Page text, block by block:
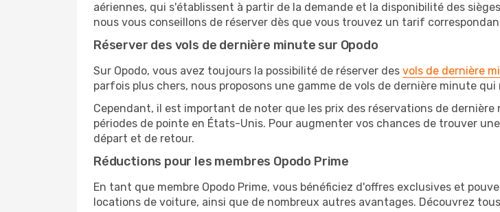
aériennes, qui s'établissent à partir de la demande et la disponibilité des
nous vous conseillons de réserver dès que vous trouvez un tarif
Réserver des vols de dernière minute sur Opodo
Sur Opodo, vous avez toujours la possibilité de réserver des vols de dernière
parfois plus chers, nous proposons une gamme de vols de dernière minute
Cependant, il est important de noter que les prix des réservations de
périodes de pointe en États-Unis. Pour augmenter vos chances de trouver
départ et de retour.
Réductions pour les membres Opodo Prime
En tant que membre Opodo Prime, vous bénéficiez d'offres exclusives et
locations de voiture, ainsi que de nombreux autres avantages. Découvrez